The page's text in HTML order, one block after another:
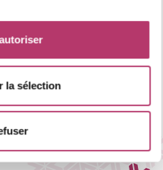
la sélection
auxquels ce bien est
.